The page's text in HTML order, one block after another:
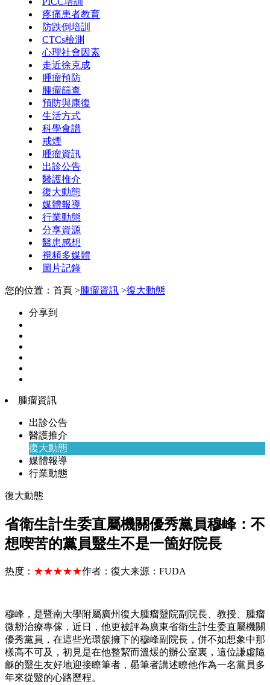
疼痛患者教育
防跌倒培訓
CTCs檢測
心理社會因素
走近徐克成
腫瘤預防
腫瘤篩查
預防與康復
生活方式
科學食譜
戒煙
腫瘤資訊
出診公告
醫護推介
復大動態
媒體報導
行業動態
分享資源
醫患感想
視頻多媒體
圖片記錄
您的位置：首頁 >腫瘤資訊 >復大動態
分享到
腫瘤資訊
出診公告
醫護推介
復大動態
媒體報導
行業動態
復大動態
省衛生計生委直屬機關優秀黨員穆峰：不
想喫苦的黨員毉生不是一箇好院長
热度： ★★★★★作者： 復大来源： FUDA
穆峰，是暨南大學附屬廣州復大腫瘤毉院副院長、教授、腫瘤
微刱治療專傢，近日，他更被評為廣東省衛生計生委直屬機關
優秀黨員，在這些光環簇擁下的穆峰副院長，併不如想象中那
樣高不可及，初見是在他整絜而溫煖的辦公室裏，這位謙虛隨
龢的毉生友好地迎接瞭筆者，曏筆者講述瞭他作為一名黨員多
年來從毉的心路歷程。